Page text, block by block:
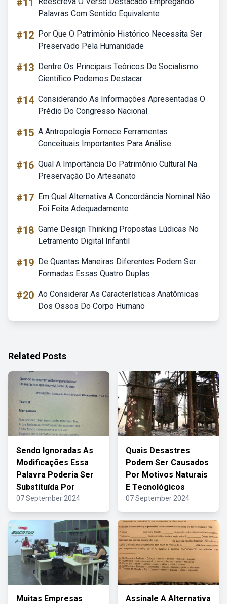
#11
Palavras Com Sentido Equivalente
#12 Por Que O Patrimônio Histórico Necessita Ser
Preservado Pela Humanidade
#13 Dentre Os Principais Teóricos Do Socialismo
Científico Podemos Destacar
#14 Considerando As Informações Apresentadas O
Prédio Do Congresso Nacional
#15 A Antropologia Fornece Ferramentas
Conceituais Importantes Para Análise
#16 Qual A Importância Do Patrimônio Cultural Na
Preservação Do Artesanato
#17 Em Qual Alternativa A Concordância Nominal Não
Foi Feita Adequadamente
#18 Game Design Thinking Propostas Lúdicas No
Letramento Digital Infantil
#19 De Quantas Maneiras Diferentes Podem Ser
Formadas Essas Quatro Duplas
#20 Ao Considerar As Características Anatômicas
Dos Ossos Do Corpo Humano
Related Posts
Sendo Ignoradas As
Modificações Essa
Palavra Poderia Ser
Substituída Por
07 September 2024
Quais Desastres
Podem Ser Causados
Por Motivos Naturais
E Tecnológicos
07 September 2024
Muitas Empresas Assinale A Alternativa